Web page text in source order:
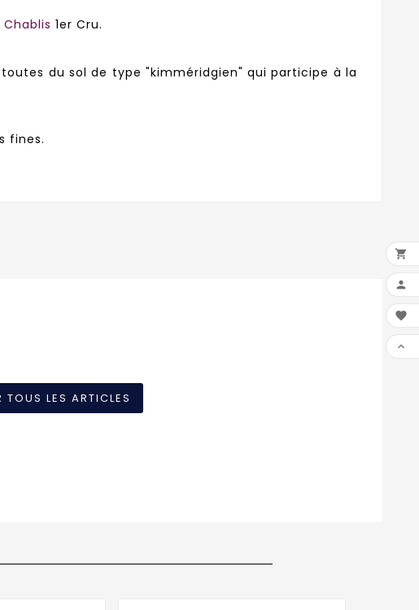
Chablis 1er Cru.
du sol de type "kimméridgien" qui participe à la
fines.
TOUS LES ARTICLES



